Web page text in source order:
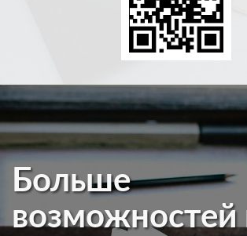
Больше
возможностей